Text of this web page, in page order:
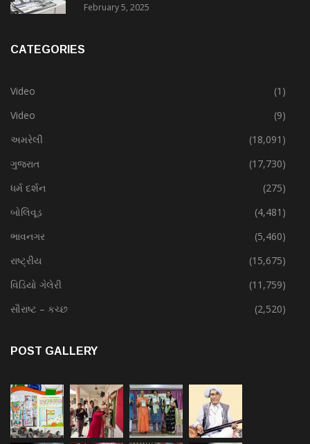
February 5, 2025
CATEGORIES
Video
(1)
Video
(9)
અમરેલી
(18,091)
ગુજરાત
(17,730)
ધર્મ દર્શન
(275)
બોલિવૂડ
(4,481)
ભાવનગર
(5,460)
રાષ્ટ્રીય
(15,675)
વિડિયો ગેલેરી
(11,759)
સૌરાષ્ટ – કચ્છ
(2,520)
POST GALLERY